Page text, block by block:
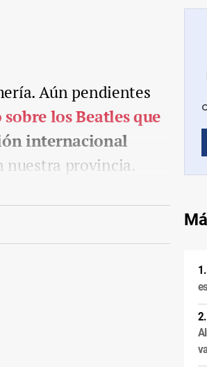
Aún pendientes
los Beatles que
internacional
nuestra provincia.